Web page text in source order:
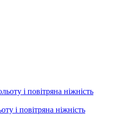
і повітряна ніжність